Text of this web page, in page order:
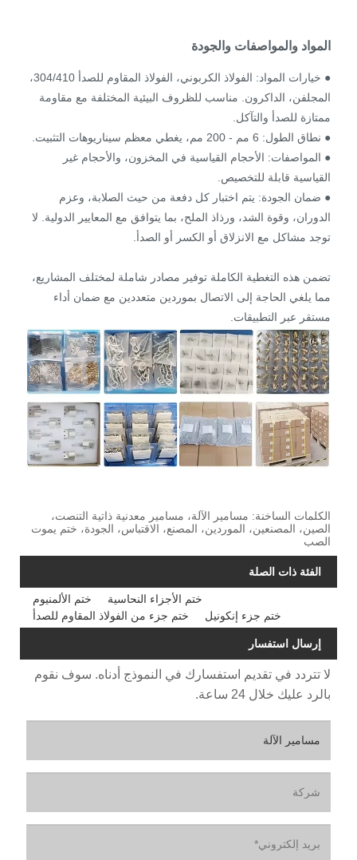
المواد والمواصفات والجودة
● خيارات المواد: الفولاذ الكربوني، الفولاذ المقاوم للصدأ 304/410،
المجلفن، الداكرون. مناسب للظروف البيئية المختلفة مع مقاومة
ممتازة للصدأ والتآكل.
● نطاق الطول: 6 مم - 200 مم، يغطي معظم سيناريوهات التثبيت.
● المواصفات: الأحجام القياسية في المخزون، والأحجام غير
القياسية قابلة للتخصيص.
● ضمان الجودة: يتم اختبار كل دفعة من حيث الصلابة، وعزم
الدوران، وقوة الشد، ورذاذ الملح، بما يتوافق مع المعايير الدولية. لا
توجد مشاكل مع الانزلاق أو الكسر أو الصدأ.
تضمن هذه التغطية الكاملة توفير مصادر شاملة لمختلف المشاريع،
مما يلغي الحاجة إلى الاتصال بموردين متعددين مع ضمان أداء
مستقر عبر التطبيقات.
الكلمات الساخنة: مسامير الآلة، مسامير معدنية ذاتية التنصت،
الصين، المصنعين، الموردين، المصنع، الاقتباس، الجودة، ختم يموت
الصب
الفئة ذات الصلة
ختم الألمنيوم
ختم الأجزاء النحاسية
ختم جزء من الفولاذ المقاوم للصدأ
ختم جزء إنكونيل
إرسال استفسار
لا تتردد في تقديم استفسارك في النموذج أدناه. سوف نقوم
بالرد عليك خلال 24 ساعة.